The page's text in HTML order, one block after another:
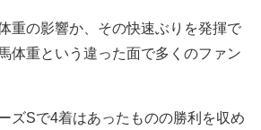
重の影響か、その快速ぶりを発揮で
体重という違った面で多くのファン
ズSで4着はあったものの勝利を収め